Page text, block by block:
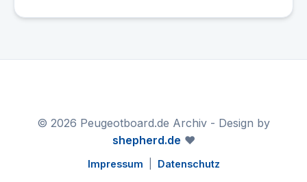
© 2026 Peugeotboard.de Archiv - Design by
shepherd.de ❤️
Impressum Datenschutz